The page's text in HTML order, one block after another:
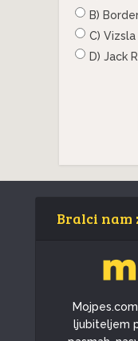
B)
C) Vizsla
D) Jack
Bralci nam
ljubiteljem